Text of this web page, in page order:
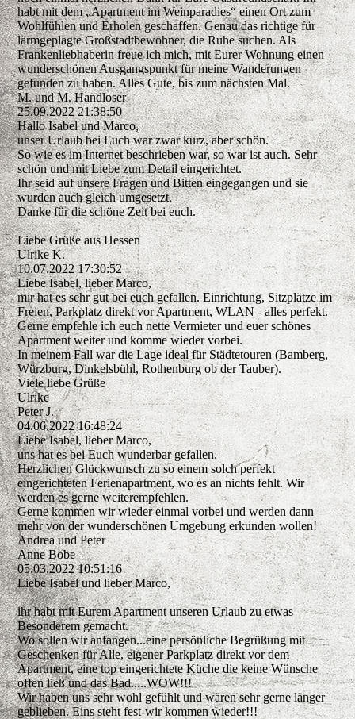
habt mit dem „Apartment im Weinparadies“ einen Ort zum
Wohlfühlen und Erholen geschaffen. Genau das richtige für
lärmgeplagte Großstadtbewohner, die Ruhe suchen. Als
Frankenliebhaberin freue ich mich, mit Eurer Wohnung einen
wunderschönen Ausgangspunkt für meine Wanderungen
gefunden zu haben. Alles Gute, bis zum nächsten Mal.
M. und M. Handloser
25.09.2022 21:38:50
Hallo Isabel und Marco,
unser Urlaub bei Euch war zwar kurz, aber schön.
So wie es im Internet beschrieben war, so war ist auch. Sehr
schön und mit Liebe zum Detail eingerichtet.
Ihr seid auf unsere Fragen und Bitten eingegangen und sie
wurden auch gleich umgesetzt.
Danke für die schöne Zeit bei euch.
Liebe Grüße aus Hessen
Ulrike K.
10.07.2022 17:30:52
Liebe Isabel, lieber Marco,
mir hat es sehr gut bei euch gefallen. Einrichtung, Sitzplätze im
Freien, Parkplatz direkt vor Apartment, WLAN - alles perfekt.
Gerne empfehle ich euch nette Vermieter und euer schönes
Apartment weiter und komme wieder vorbei.
In meinem Fall war die Lage ideal für Städtetouren (Bamberg,
Würzburg, Dinkelsbühl, Rothenburg ob der Tauber).
Viele liebe Grüße
Ulrike
Peter J.
04.06.2022 16:48:24
Liebe Isabel, lieber Marco,
uns hat es bei Euch wunderbar gefallen.
Herzlichen Glückwunsch zu so einem solch perfekt
eingerichteten Ferienapartment, wo es an nichts fehlt. Wir
werden es gerne weiterempfehlen.
Gerne kommen wir wieder einmal vorbei und werden dann
mehr von der wunderschönen Umgebung erkunden wollen!
Andrea und Peter
Anne Bobe
05.03.2022 10:51:16
Liebe Isabel und lieber Marco,
ihr habt mit Eurem Apartment unseren Urlaub zu etwas
Besonderem gemacht.
Wo sollen wir anfangen...eine persönliche Begrüßung mit
Geschenken für Alle, eigener Parkplatz direkt vor dem
Apartment, eine top eingerichtete Küche die keine Wünsche
offen ließ und das Bad.....WOW!!!
Wir haben uns sehr wohl gefühlt und wären sehr gerne länger
geblieben. Eins steht fest-wir kommen wieder!!!